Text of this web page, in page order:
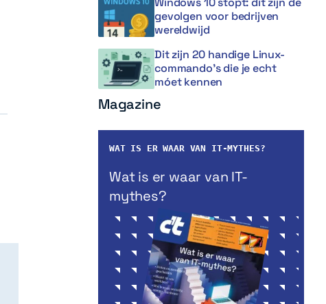
gevolgen voor bedrijven
wereldwijd
Dit zijn 20 handige Linux-
commando’s die je echt
móet kennen
Magazine
WAT IS ER WAAR VAN IT-MYTHES?
Wat is er waar van IT-
mythes?